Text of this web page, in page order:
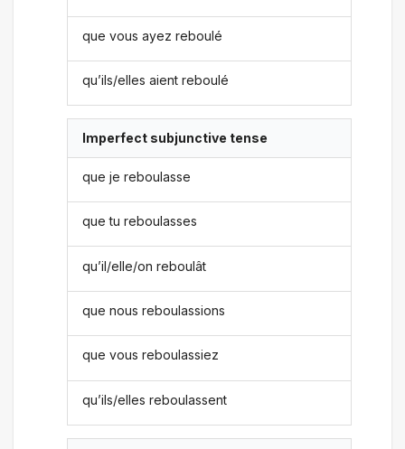
que vous ayez reboulé
qu’ils/elles aient reboulé
Imperfect subjunctive tense
que je reboulasse
que tu reboulasses
qu’il/elle/on reboulât
que nous reboulassions
que vous reboulassiez
qu’ils/elles reboulassent